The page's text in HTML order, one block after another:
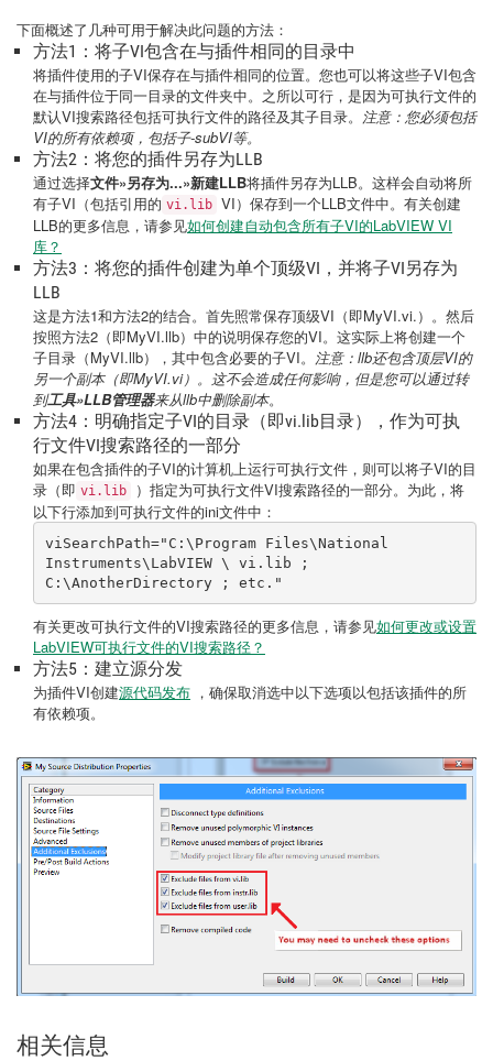
下面概述了几种可用于解决此问题的方法：
方法1：将子VI包含在与插件相同的目录中
将插件使用的子VI保存在与插件相同的位置。您也可以将这些子VI包含
在与插件位于同一目录的文件夹中。之所以可行，是因为可执行文件的
默认VI搜索路径包括可执行文件的路径及其子目录。 注意：您必须包括
VI的所有依赖项，包括子-subVI等。
方法2：将您的插件另存为LLB
通过选择文件»另存为...»新建LLB将插件另存为LLB。这样会自动将所
有子VI（包括引用的 vi.lib VI）保存到一个LLB文件中。有关创建
LLB的更多信息，请参见如何创建自动包含所有子VI的LabVIEW VI
库？
方法3：将您的插件创建为单个顶级VI，并将子VI另存为
LLB
这是方法1和方法2的结合。首先照常保存顶级VI（即MyVI.vi.）。然后
按照方法2（即MyVI.llb）中的说明保存您的VI。这实际上将创建一个
子目录（MyVI.llb），其中包含必要的子VI。 注意：llb还包含顶层VI的
另一个副本（即MyVI.vi）。这不会造成任何影响，但是您可以通过转
到工具»LLB管理器来从llb中删除副本。
方法4：明确指定子VI的目录（即vi.lib目录），作为可执
行文件VI搜索路径的一部分
如果在包含插件的子VI的计算机上运行可执行文件，则可以将子VI的目
录（即 vi.lib
）指定为可执行文件VI搜索路径的一部分。为此，将
以下行添加到可执行文件的ini文件中：
viSearchPath="C:\Program Files\National
Instruments\LabVIEW \ vi.lib ;
C:\AnotherDirectory ; etc."
有关更改可执行文件的VI搜索路径的更多信息，请参见如何更改或设置
LabVIEW可执行文件的VI搜索路径？
方法5：建立源分发
为插件VI创建源代码发布 ，确保取消选中以下选项以包括该插件的所
有依赖项。
相关信息